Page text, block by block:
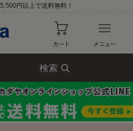
円以上で送料無料！
検索